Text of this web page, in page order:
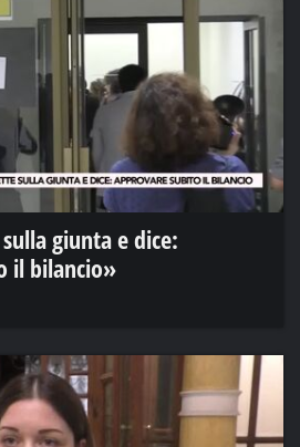
giunta e dice:
il bilancio»